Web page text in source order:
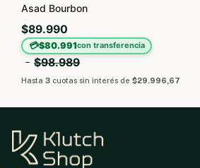
Asad Bourbon
$89.990
💳$80.991con transferencia
- $98.989
Hasta 3 cuotas sin interés de $29.996,67